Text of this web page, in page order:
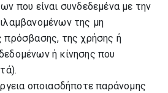
που είναι συνδεδεμένα με την
της μη
πρόσβασης, της χρήσης ή
ή κίνησης που
οποιασδήποτε παράνομης